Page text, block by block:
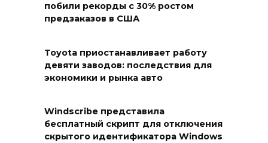
побили рекорды с 30% ростом
предзаказов в США
Toyota приостанавливает работу
девяти заводов: последствия для
экономики и рынка авто
Windscribe представила
бесплатный скрипт для отключения
скрытого идентификатора Windows